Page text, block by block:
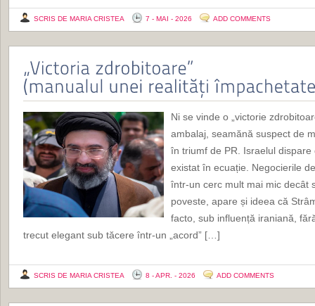
SCRIS DE MARIA CRISTEA 7 - MAI - 2026 ADD COMMENTS
Ni se vinde o „victorie
ambalaj, seamănă suspect de
în triumf de PR. Israelul
existat în ecuație. Negocierile
într-un cerc mult mai mic decât
poveste, apare și ideea că
facto, sub influență iraniană,
trecut elegant sub tăcere într-un „acord” […]
SCRIS DE MARIA CRISTEA 8 - APR. - 2026 ADD COMMENTS